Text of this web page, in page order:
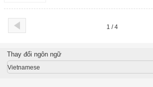
1 / 4
Thay đổi ngôn ngữ
Vietnamese